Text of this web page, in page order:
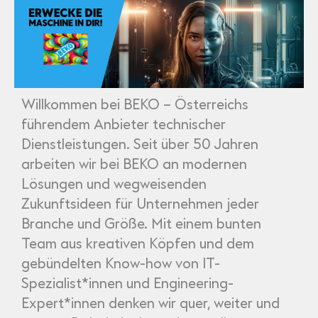
Systemstatus
Berufsfelder
Für Unternehmen
Kandidaten finden
Inserat buchen
©informatikjobs.at 2026ImpressumAGB Datenschutz
Cookie-Einstellungen